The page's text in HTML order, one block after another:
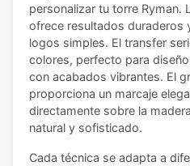
personalizar tu torre Ryman.
ofrece resultados duraderos
logos simples. El transfer
colores, perfecto para
con acabados vibrantes. El
proporciona un marcaje
directamente sobre la
natural y sofisticado.
Cada técnica se adapta a